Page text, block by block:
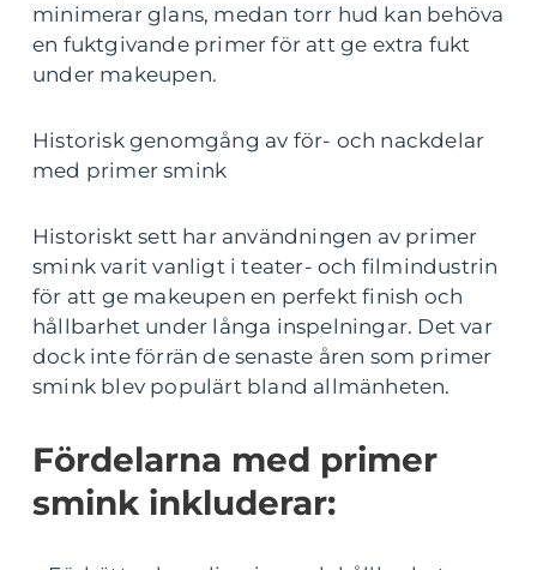
minimerar glans, medan torr hud kan behöva
en fuktgivande primer för att ge extra fukt
under makeupen.
Historisk genomgång av för- och nackdelar
med primer smink
Historiskt sett har användningen av primer
smink varit vanligt i teater- och filmindustrin
för att ge makeupen en perfekt finish och
hållbarhet under långa inspelningar. Det var
dock inte förrän de senaste åren som primer
smink blev populärt bland allmänheten.
Fördelarna med primer
smink inkluderar: